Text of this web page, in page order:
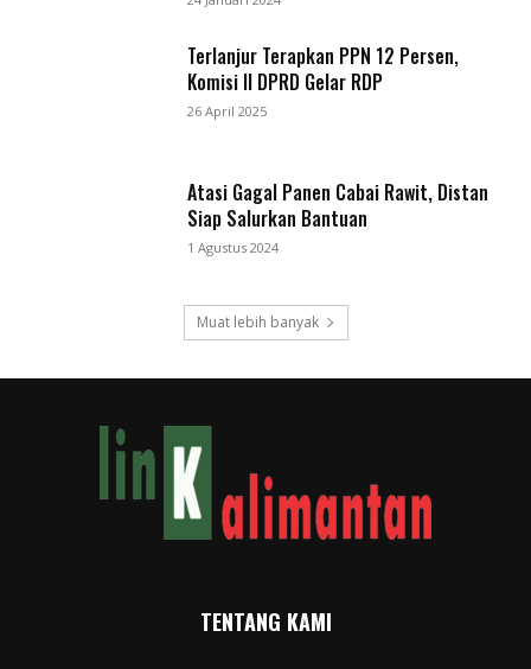
Terlanjur Terapkan PPN 12 Persen,
Komisi II DPRD Gelar RDP
26 April 2025
Atasi Gagal Panen Cabai Rawit, Distan
Siap Salurkan Bantuan
1 Agustus 2024
Muat lebih banyak
TENTANG KAMI